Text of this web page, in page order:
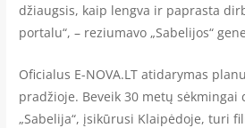
džiaugsis, kaip lengva ir paprasta
portalu“, – reziumavo „Sabelijos“
Oficialus E-NOVA.LT atidarymas
pradžioje. Beveik 30 metų
„Sabelija“, įsikūrusi Klaipėdoje, turi